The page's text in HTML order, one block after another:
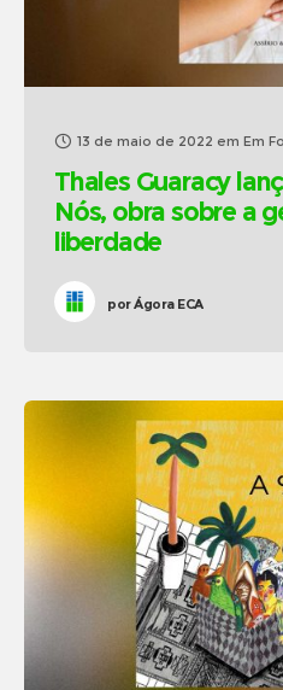
13 de maio de 2022 em Em
Thales Guaracy
Nós, obra sobre a
liberdade
porÁgora ECA